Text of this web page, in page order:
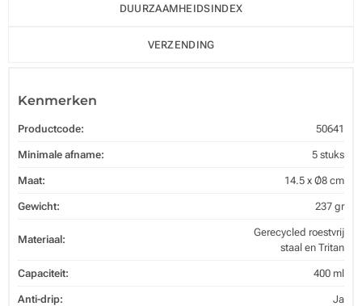
DUURZAAMHEIDSINDEX
VERZENDING
Kenmerken
Productcode: 50641
Minimale afname: 5 stuks
Maat: 14.5 x Ø8 cm
Gewicht: 237 gr
Materiaal:
Gerecycled roestvrij
staal en Tritan
Capaciteit: 400 ml
Anti-drip: Ja